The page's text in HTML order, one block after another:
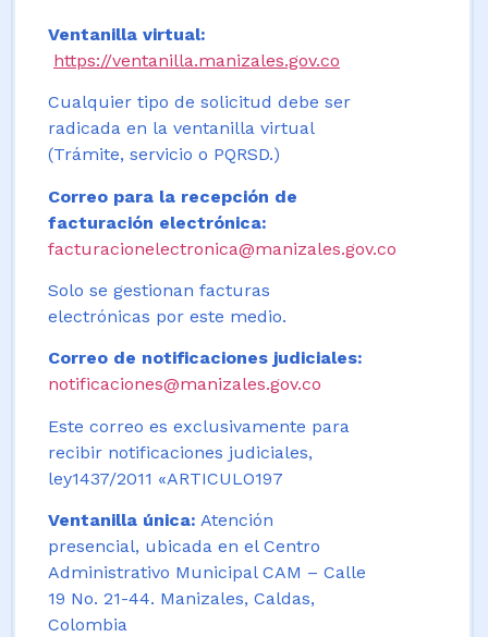
Ventanilla virtual:
https://ventanilla.manizales.gov.co
Cualquier tipo de solicitud debe ser
radicada en la ventanilla virtual
(Trámite, servicio o PQRSD.)
Correo para la recepción de
facturación electrónica:
facturacionelectronica@manizales.gov.co
Solo se gestionan facturas
electrónicas por este medio.
Correo de notificaciones judiciales:
notificaciones@manizales.gov.co
Este correo es exclusivamente para
recibir notificaciones judiciales,
ley1437/2011 «ARTICULO197
Ventanilla única: Atención
presencial, ubicada en el Centro
Administrativo Municipal CAM – Calle
19 No. 21-44. Manizales, Caldas,
Colombia